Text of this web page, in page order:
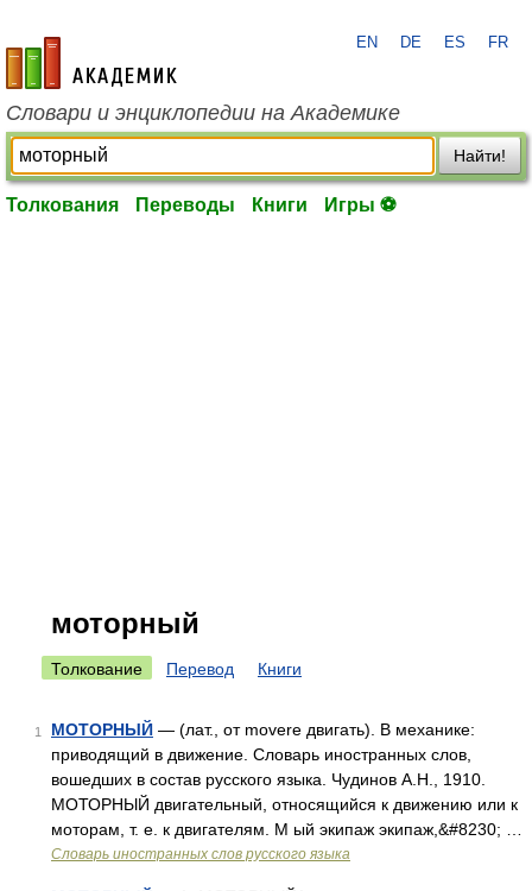
academic.ru
EN DE ES FR
Словари и энциклопедии на Академике
Найти!
Толкования Переводы Книги Игры ⚽
моторный
Толкование Перевод Книги
1 МОТОРНЫЙ — (лат., от movere двигать). В механике:
приводящий в движение. Словарь иностранных слов,
вошедших в состав русского языка. Чудинов А.Н., 1910.
МОТОРНЫЙ двигательный, относящийся к движению или к
моторам, т. е. к двигателям. М ый экипаж экипаж,&#8230; …
Словарь иностранных слов русского языка